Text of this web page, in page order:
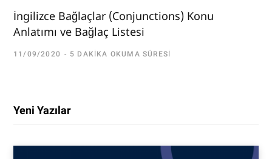
İngilizce Bağlaçlar (Conjunctions) Konu
Anlatımı ve Bağlaç Listesi
11/09/2020 5 DAKIKA OKUMA SÜRESI
Yeni Yazılar